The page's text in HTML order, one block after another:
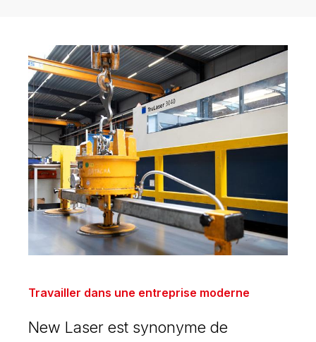
Travailler dans une entreprise moderne
New Laser est synonyme de